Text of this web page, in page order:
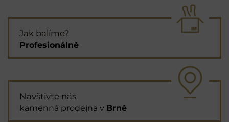
Jak balíme?
Profesionálně
Navštivte nás
kamenná prodejna v Brně